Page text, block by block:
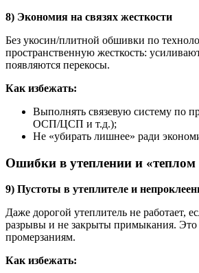
8) Экономия на связях жесткости
Без укосин/плитной обшивки по
пространственную жесткость:
появляются перекосы.
Как избежать:
Выполнять связевую систему по
ОСП/ЦСП и т.д.);
Не «убирать лишнее» ради
Ошибки в утеплении и «теплом
9) Пустоты в утеплителе и
Даже дорогой утеплитель не работает,
разрывы и не закрыты примыкания. Это
промерзаниям.
Как избежать: